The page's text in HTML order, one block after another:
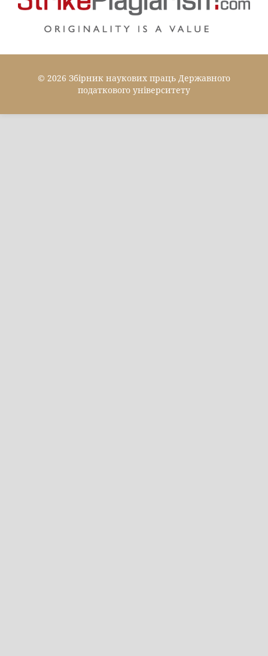
© 2026 Збірник наукових праць Державного
податкового університету